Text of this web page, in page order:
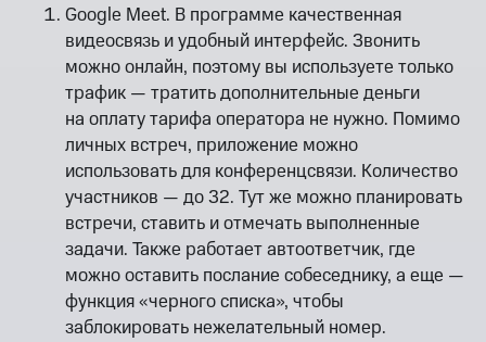
Google Meet. В программе качественная
видеосвязь и удобный интерфейс. Звонить
можно онлайн, поэтому вы используете только
трафик — тратить дополнительные деньги
на оплату тарифа оператора не нужно. Помимо
личных встреч, приложение можно
использовать для конференцсвязи. Количество
участников — до 32. Тут же можно планировать
встречи, ставить и отмечать выполненные
задачи. Также работает автоответчик, где
можно оставить послание собеседнику, а еще —
функция «черного списка», чтобы
заблокировать нежелательный номер.